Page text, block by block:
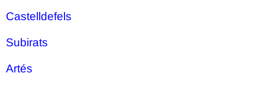
Castelldefels
Subirats
Artés